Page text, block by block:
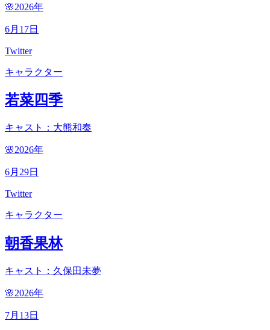
🌸2026年
6月 17日
Twitter
キャラクター
若菜四季
キャスト：大熊和奏
🌸2026年
6月 29日
Twitter
キャラクター
朝香果林
キャスト：久保田未夢
🌸2026年
7月 13日